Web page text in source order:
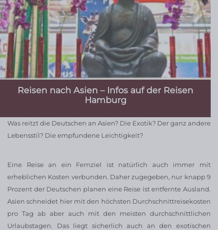
Reisen nach Asien – Infos auf der Reisen
Hamburg
Was reitzt die Deutschen an Asien? Die Exotik? Der ganz andere
Lebensstil? Die empfundene Leichtigkeit?
Eine Reise an ein Fernziel ist natürlich auch immer mit
erheblichen Kosten verbunden. Daher zugegeben, nur knapp 9
Prozent der Deutschen planen eine Reise ist entfernte Ausland.
Asien schneidet hier mit den höchsten Durchschnittreisekosten
pro Tag ab aber auch mit den meisten durchschnittlichen
Urlaubstagen. Das liegt sicherlich auch an den exotischen